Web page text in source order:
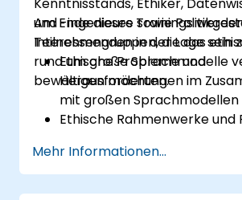
und -ingenieure sowie
Interessengruppen, die das
rund um große Sprachmodelle
bewältigen möchten.
Am Ende dieses Trainings
Teilnehmenden in der Lage sein
Ethische Probleme und
Herausforderungen im
mit großen Sprachmodellen
Ethische Rahmenwerke und
anzuwenden.
Die gesellschaftlichen
großen Sprachmodellen zu
Mehr Informationen...